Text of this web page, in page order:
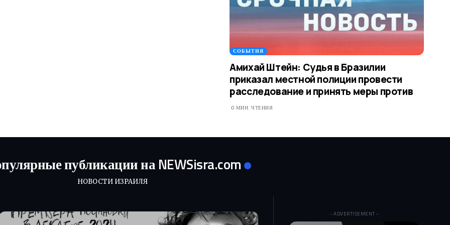
СОБЫТИЯ
Амихай Штейн: Судья в Бразилии
приказал местной полиции провести
расследование и принять меры против
0 МИН. ЧТЕНИЯ
публикации на NEWSisra.com
НОВОСТИ ИЗРАИЛЯ
- ADVERTISEMENT -